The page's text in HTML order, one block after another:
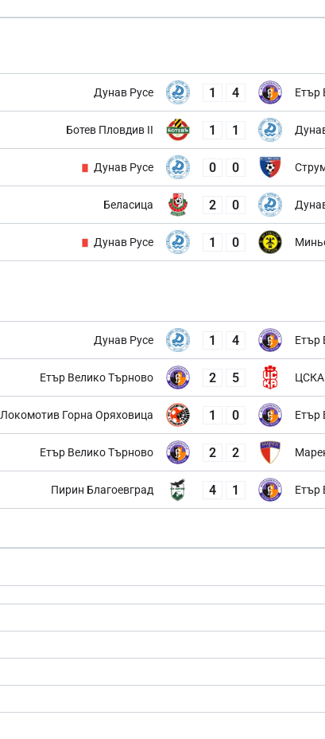
Дунав Русе 1 4 Етър
Ботев Пловдив II 1 1
Дунав Русе 0 0
Беласица 2 0
Дунав Русе 1 0
Дунав Русе 1 4 Етър
Етър Велико Търново 2 5 ЦСКА
Локомотив Горна Оряховица 1 0 Етър
Етър Велико Търново 2 2
Пирин Благоевград 4 1 Етър